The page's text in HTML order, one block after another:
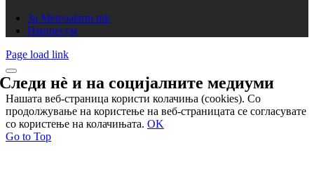
За Meteoalarm.mk
Импресум
Page load link
Следи нѐ и насоцијалните медиуми
Нашата веб-страница користи колачиња (cookies). Со
продолжување на користење на веб-страницата се согласувате
со користење на колачињата. OK
Go to Top